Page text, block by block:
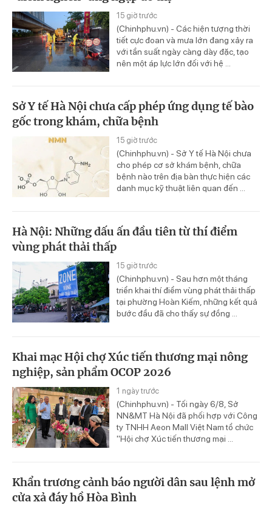
15 giờ trước
(Chinhphu.vn) - Các hiện tượng thời
tiết cực đoan và mưa lớn đang xảy ra
với tần suất ngày càng dày đặc, tạo
nên một áp lực lớn đối với hệ ...
Sở Y tế Hà Nội chưa cấp phép ứng dụng tế bào
gốc trong khám, chữa bệnh
15 giờ trước
(Chinhphu.vn) - Sở Y tế Hà Nội chưa
cho phép cơ sở khám bệnh, chữa
bệnh nào trên địa bàn thực hiện các
danh mục kỹ thuật liên quan đến ...
Hà Nội: Những dấu ấn đầu tiên từ thí điểm
vùng phát thải thấp
15 giờ trước
(Chinhphu.vn) - Sau hơn một tháng
triển khai thí điểm vùng phát thải thấp
tại phường Hoàn Kiếm, những kết quả
bước đầu đã cho thấy sự đồng ...
Khai mạc Hội chợ Xúc tiến thương mại nông
nghiệp, sản phẩm OCOP 2026
1 ngày trước
(Chinhphu.vn) - Tối ngày 6/8, Sở
NN&MT Hà Nội đã phối hợp với Công
ty TNHH Aeon Mall Việt Nam tổ chức
"Hội chợ Xúc tiến thương mại ...
Khẩn trương cảnh báo người dân sau lệnh mở
cửa xả đáy hồ Hòa Bình